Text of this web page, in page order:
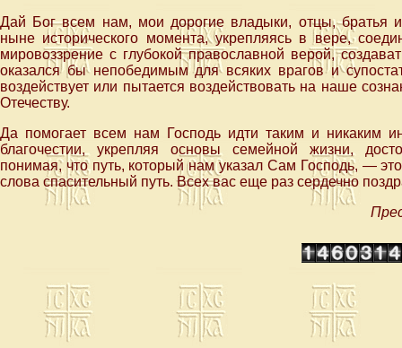
Дай Бог всем нам, мои дорогие владыки, отцы, братья
ныне исторического момента, укрепляясь в вере,
мировоззрение с глубокой православной верой,
оказался бы непобедимым для всяких врагов и
воздействует или пытается воздействовать на наше
Отечеству.
Да помогает всем нам Господь идти таким и никаким
благочестии, укрепляя основы семейной жизни,
понимая, что путь, который нам указал Сам Господь, —
слова спасительный путь. Всех вас еще раз сердечно